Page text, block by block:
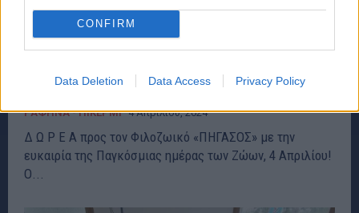
CONFIRM
Data Deletion Data Access Privacy Policy
Ο Περιβαλλοντικός και Πολιτιστικός
φιλοζωϊκό ”Πήγασος” – rpn
ΡΑΦΗΝΑ - ΠΙΚΕΡΜΙ 4 Απριλίου, 2024
Δ Ω Ρ Ε Α προς τον Φιλοζωικό «ΠΗΓΑΣΟΣ» με την
ευκαιρία της Παγκόσμιας ημέρας των Ζώων, 4 Απριλίου!
Ο...